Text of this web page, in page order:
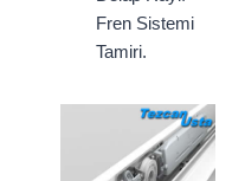
Fren Sistemi
Tamiri.